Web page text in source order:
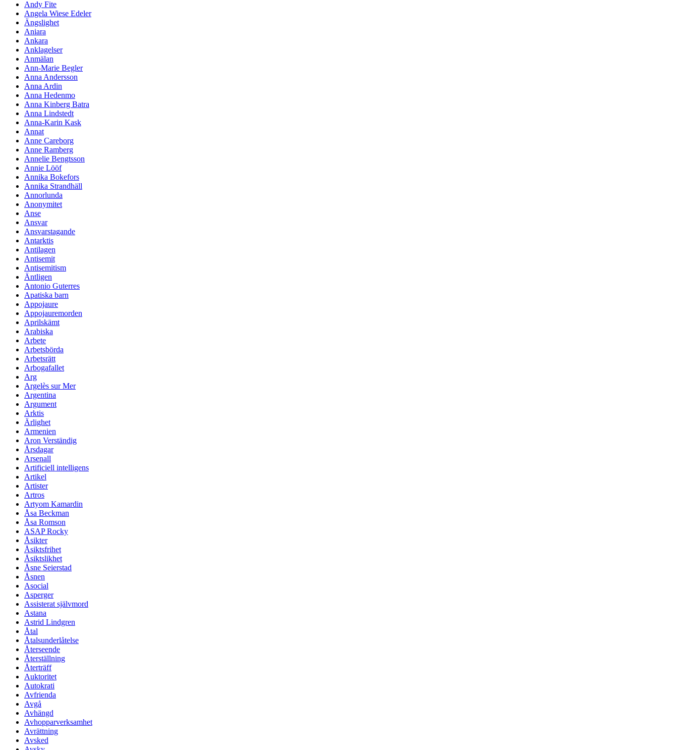
Andy Fite
Angela Wiese Edeler
Ängslighet
Aniara
Ankara
Anklagelser
Anmälan
Ann-Marie Begler
Anna Andersson
Anna Ardin
Anna Hedenmo
Anna Kinberg Batra
Anna Lindstedt
Anna-Karin Kask
Annat
Anne Careborg
Anne Ramberg
Annelie Bengtsson
Annie Lööf
Annika Bokefors
Annika Strandhäll
Annorlunda
Anonymitet
Anse
Ansvar
Ansvarstagande
Antarktis
Antilagen
Antisemit
Antisemitism
Äntligen
Antonio Guterres
Apatiska barn
Appojaure
Appojauremorden
Aprilskämt
Arabiska
Arbete
Arbetsbörda
Arbetsrätt
Arbogafallet
Arg
Argelès sur Mer
Argentina
Argument
Arktis
Ärlighet
Armenien
Aron Verständig
Årsdagar
Arsenall
Artificiell intelligens
Artikel
Artister
Artros
Artyom Kamardin
Åsa Beckman
Åsa Romson
ASAP Rocky
Åsikter
Åsiktsfrihet
Åsiktslikhet
Åsne Seierstad
Åsnen
Asocial
Asperger
Assisterat självmord
Astana
Astrid Lindgren
Åtal
Åtalsunderlåtelse
Återseende
Återställning
Återträff
Auktoritet
Autokrati
Avfrienda
Avgå
Avhängd
Avhopparverksamhet
Avrättning
Avsked